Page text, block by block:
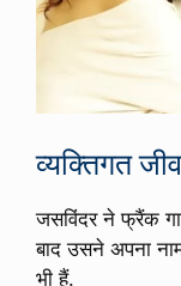
व्यक्तिगत
जसविंदर ने फ्रैंक
बाद उसने अपना
भी हैं.